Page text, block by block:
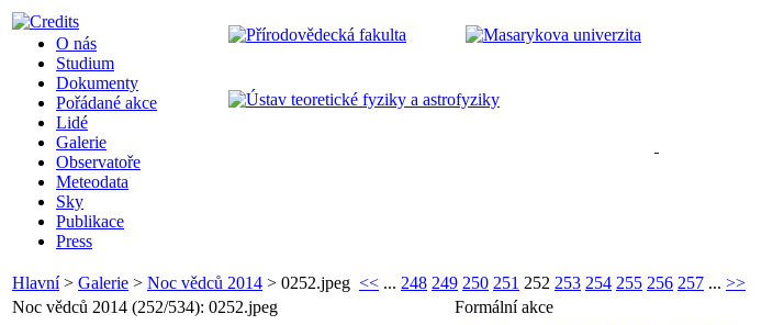
O nás
Studium
Dokumenty
Pořádané akce
Lidé
Galerie
Observatoře
Meteodata
Sky
Publikace
Press
Hlavní> Galerie > Noc vědců 2014 > 0252.jpeg << ... 248 249 250 251 252 253 254 255 256 257 ... >>
Formální akce
Noc vědců 2014 (252/534): 0252.jpeg